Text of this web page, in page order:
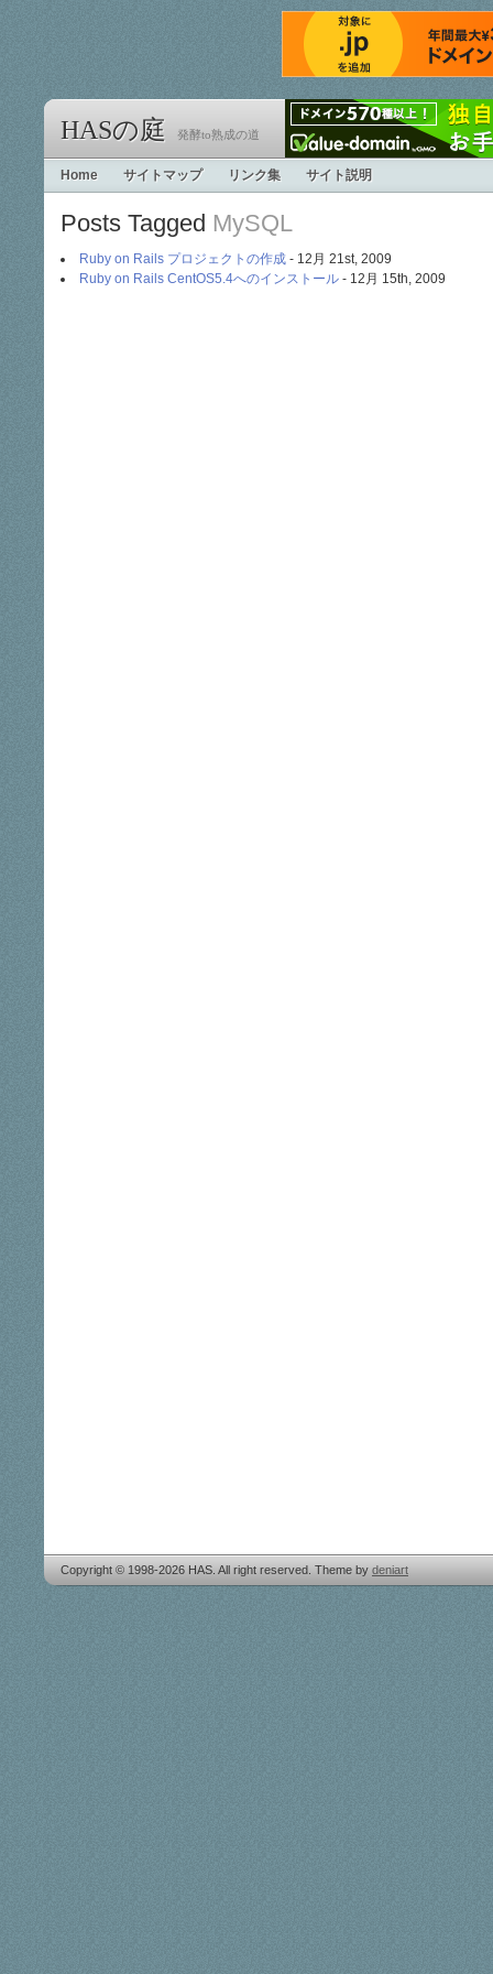
HASの庭 発酵to熟成の道
Home サイトマップ リンク集 サイト説明
Posts Tagged MySQL
Ruby on Rails プロジェクトの作成 - 12月 21st, 2009
Ruby on Rails CentOS5.4へのインストール - 12月 15th, 2009
Copyright © 1998-2026 HAS. All right reserved. Theme by deniart